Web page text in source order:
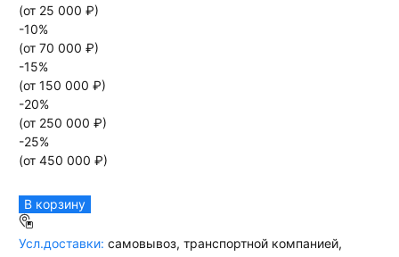
(от 25 000 ₽)
-10%
(от 70 000 ₽)
-15%
(от 150 000 ₽)
-20%
(от 250 000 ₽)
-25%
(от 450 000 ₽)
В корзину
Усл.доставки: самовывоз, транспортной компанией,